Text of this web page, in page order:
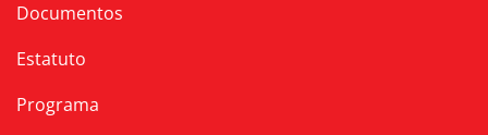
Documentos
Estatuto
Programa